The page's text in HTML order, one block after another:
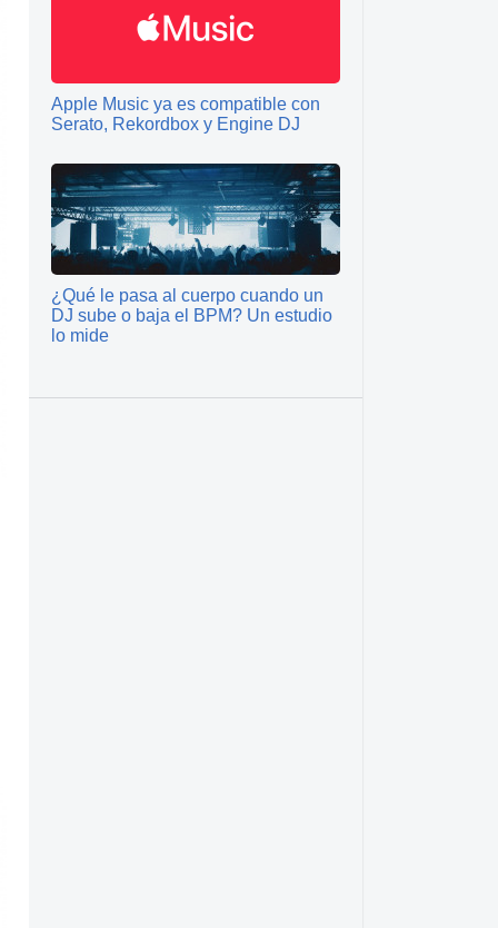
Apple Music ya es compatible con
Serato, Rekordbox y Engine DJ
¿Qué le pasa al cuerpo cuando un
DJ sube o baja el BPM? Un estudio
lo mide